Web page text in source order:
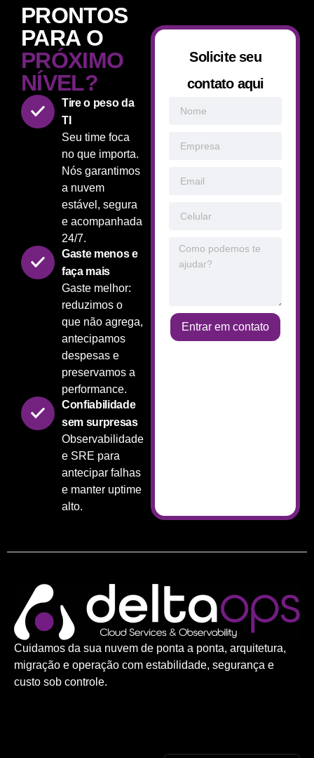
sustentação gerenciada que combina automação,
observabilidade e melhoria contínua, permitindo que sua
equipe foque no negócio enquanto cuidamos da
operação em cloud. Nossa abordagem é orientada à
confiabilidade e escalabilidade, garantindo que suas
aplicações operem com estabilidade, reduzindo riscos
operacionais e acelerando a resposta a incidentes e
mudanças. Atuamos ao longo de todo o ciclo de vida das
aplicações, desde o provisionamento e manutenção da
infraestrutura até a melhoria contínua dos processos de
entrega de software. O que está incluso nos Serviços
PRONTOS
PARA O
PRÓXIMO
NÍVEL?
Tire o peso da
TI
Seu time foca
no que importa.
Nós garantimos
a nuvem
estável, segura
e acompanhada
24/7.
Gaste menos e
faça mais
Gaste melhor:
reduzimos o
que não agrega,
antecipamos
despesas e
preservamos a
performance.
Confiabilidade
sem surpresas
Observabilidade
e SRE para
antecipar falhas
e manter uptime
alto.
Solicite seu
contato aqui
Entrar em contato
Cuidamos da sua nuvem de ponta a ponta, arquitetura,
migração e operação com estabilidade, segurança e
custo sob controle.